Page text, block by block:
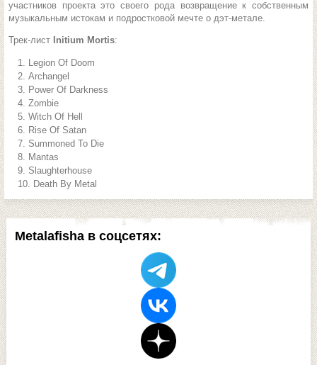
Metalafisha в соцсетях:
участников проекта это своего рода возвращение к собственным
музыкальным истокам и подростковой мечте о дэт-метале.
Трек-лист Initium Mortis:
Legion Of Doom
Archangel
Power Of Darkness
Zombie
Witch Of Hell
Rise Of Satan
Summoned To Die
Mantas
Slaughterhouse
Death By Metal